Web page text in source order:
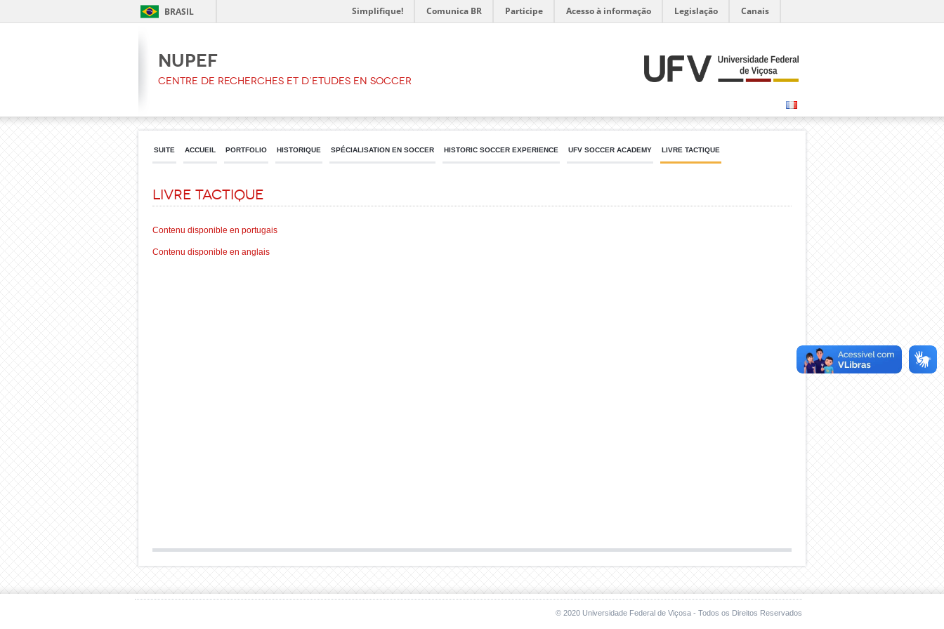
BRASIL Simplifique! Comunica BR Participe Acesso à informação Legislação Canais
NUPEF
CENTRE DE RECHERCHES ET D’ETUDES EN SOCCER
SUITE ACCUEIL PORTFOLIO HISTORIQUE SPÉCIALISATION EN SOCCER HISTORIC SOCCER EXPERIENCE UFV SOCCER ACADEMY LIVRE TACTIQUE
Livre tactique
Contenu disponible en portugais
Contenu disponible en anglais
© 2020 Universidade Federal de Viçosa - Todos os Direitos Reservados